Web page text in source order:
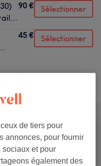
90 € Sélectionner
45 € Sélectionner
Massage
de tiers pour
annonces, pour fournir
et pour
également des